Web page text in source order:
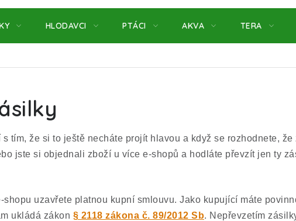
HLODAVCI PTÁCI AKVA TERA
tím, že si to ještě necháte projít hlavou a když se rozhodnete,
jste si objednali zboží u více e-shopů a hodláte převzít jen ty
uzavřete platnou kupní smlouvu. Jako kupující máte
ukládá zákon § 2118 zákona č. 89/2012 Sb. Nepřevzetím